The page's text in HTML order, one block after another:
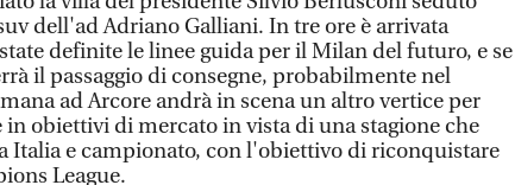
dell'ad Adriano Galliani. In tre ore è arrivata
definite le linee guida per il Milan del futuro, e se
il passaggio di consegne, probabilmente nel
ad Arcore andrà in scena un altro vertice per
in obiettivi di mercato in vista di una stagione che
Italia e campionato, con l'obiettivo di riconquistare
League.